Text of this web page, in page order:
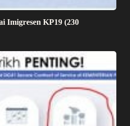
Imigresen KP19 (230